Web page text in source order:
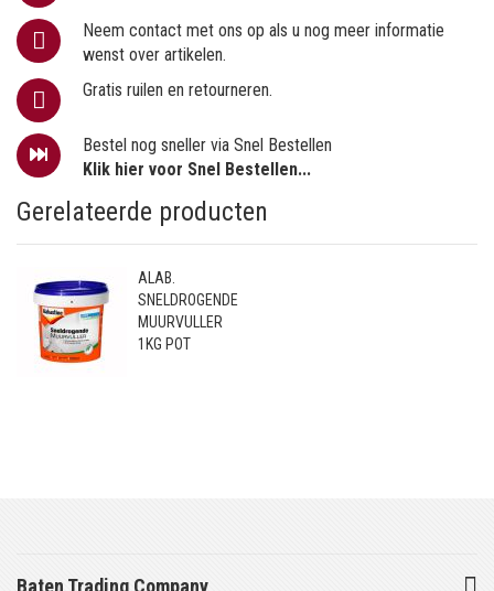
Neem contact met ons op als u nog meer informatie
wenst over artikelen.
Gratis ruilen en retourneren.
Bestel nog sneller via Snel Bestellen
Klik hier voor Snel Bestellen...
Gerelateerde producten
ALAB.
SNELDROGENDE
MUURVULLER
1KG POT
Baten Trading Company